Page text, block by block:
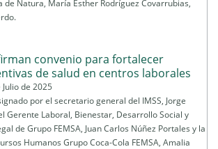
de Natura, María Esther Rodríguez Covarrubias,
firman convenio para fortalecer
de salud en centros laborales
de 2025
por el secretario general del IMSS, Jorge
Gerente Laboral, Bienestar, Desarrollo Social y
de Grupo FEMSA, Juan Carlos Núñez Portales y la
Humanos Grupo Coca-Cola FEMSA, Amalia